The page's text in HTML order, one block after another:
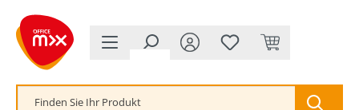
springen